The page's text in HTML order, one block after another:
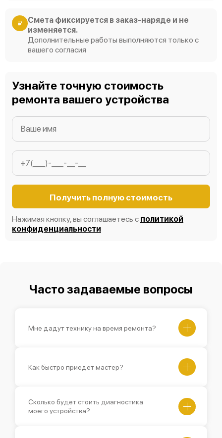
₽
Смета фиксируется в заказ-наряде и не
изменяется.
Дополнительные работы выполняются только с
вашего согласия
Узнайте точную стоимость
ремонта вашего устройства
Получить полную стоимость
Нажимая кнопку, вы соглашаетесь с политикой
конфиденциальности
Часто задаваемые вопросы
Мне дадут технику на время ремонта?
Как быстро приедет мастер?
Сколько будет стоить диагностика
моего устройства?